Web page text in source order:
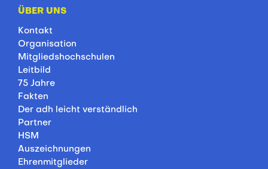
ÜBER UNS
Kontakt
Organisation
Mitgliedshochschulen
Leitbild
75 Jahre
Fakten
Der adh leicht verständlich
Partner
HSM
Auszeichnungen
Ehrenmitglieder